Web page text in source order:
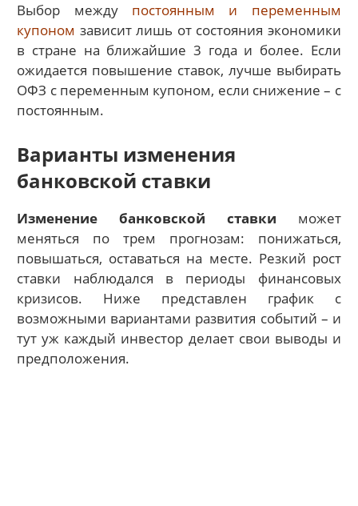
Выбор между постоянным и переменным
купоном зависит лишь от состояния экономики
в стране на ближайшие 3 года и более. Если
ожидается повышение ставок, лучше выбирать
ОФЗ с переменным купоном, если снижение – с
постоянным.
Варианты изменения
банковской ставки
Изменение банковской ставки может
меняться по трем прогнозам: понижаться,
повышаться, оставаться на месте. Резкий рост
ставки наблюдался в периоды финансовых
кризисов. Ниже представлен график с
возможными вариантами развития событий – и
тут уж каждый инвестор делает свои выводы и
предположения.